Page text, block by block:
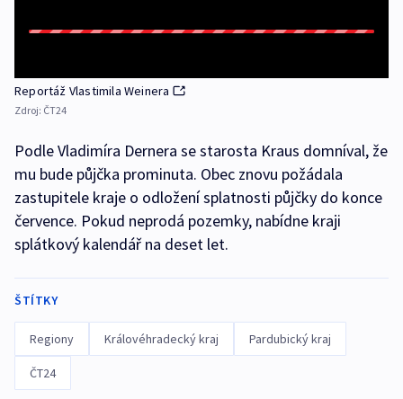
Reportáž Vlastimila Weinera
Zdroj: ČT24
Podle Vladimíra Dernera se starosta Kraus domníval, že
mu bude půjčka prominuta. Obec znovu požádala
zastupitele kraje o odložení splatnosti půjčky do konce
července. Pokud neprodá pozemky, nabídne kraji
splátkový kalendář na deset let.
ŠTÍTKY
Regiony Královéhradecký kraj Pardubický kraj
ČT24